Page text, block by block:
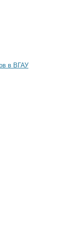
в ВГАУ